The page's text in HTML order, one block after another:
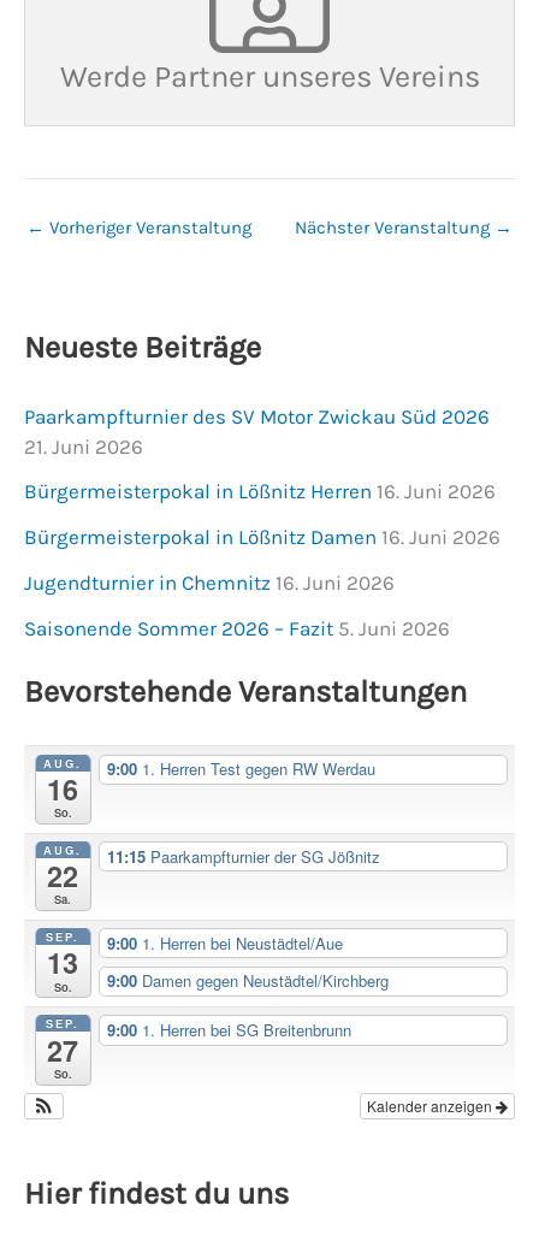
Werde Partner unseres Vereins
← Vorheriger Veranstaltung Nächster Veranstaltung →
Neueste Beiträge
Paarkampfturnier des SV Motor Zwickau Süd 2026
21. Juni 2026
Bürgermeisterpokal in Lößnitz Herren 16. Juni 2026
Bürgermeisterpokal in Lößnitz Damen 16. Juni 2026
Jugendturnier in Chemnitz 16. Juni 2026
Saisonende Sommer 2026 – Fazit 5. Juni 2026
Bevorstehende Veranstaltungen
AUG.
16
So.
9:00 1. Herren Test gegen RW Werdau
AUG.
22
Sa.
11:15 Paarkampfturnier der SG Jößnitz
SEP.
13
So.
9:00 1. Herren bei Neustädtel/Aue
9:00 Damen gegen Neustädtel/Kirchberg
SEP.
27
So.
9:00 1. Herren bei SG Breitenbrunn
Kalender anzeigen
Hier findest du uns